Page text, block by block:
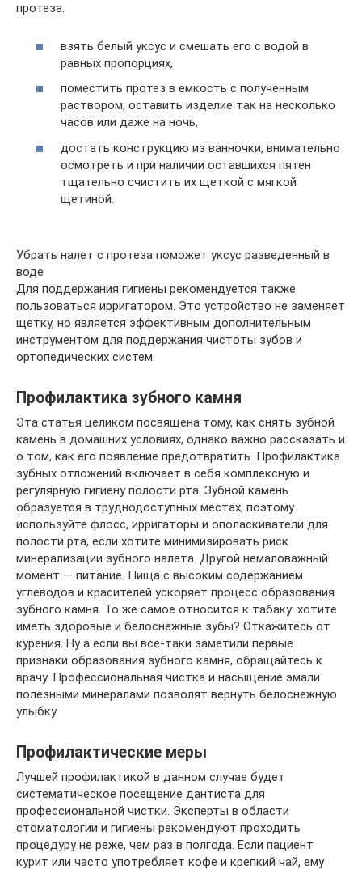
протеза:
взять белый уксус и смешать его с водой в
равных пропорциях,
поместить протез в емкость с полученным
раствором, оставить изделие так на несколько
часов или даже на ночь,
достать конструкцию из ванночки, внимательно
осмотреть и при наличии оставшихся пятен
тщательно счистить их щеткой с мягкой
щетиной.
Убрать налет с протеза поможет уксус разведенный в
воде
Для поддержания гигиены рекомендуется также
пользоваться ирригатором. Это устройство не заменяет
щетку, но является эффективным дополнительным
инструментом для поддержания чистоты зубов и
ортопедических систем.
Профилактика зубного камня
Эта статья целиком посвящена тому, как снять зубной
камень в домашних условиях, однако важно рассказать и
о том, как его появление предотвратить. Профилактика
зубных отложений включает в себя комплексную и
регулярную гигиену полости рта. Зубной камень
образуется в труднодоступных местах, поэтому
используйте флосс, ирригаторы и ополаскиватели для
полости рта, если хотите минимизировать риск
минерализации зубного налета. Другой немаловажный
момент — питание. Пища с высоким содержанием
углеводов и красителей ускоряет процесс образования
зубного камня. То же самое относится к табаку: хотите
иметь здоровые и белоснежные зубы? Откажитесь от
курения. Ну а если вы все-таки заметили первые
признаки образования зубного камня, обращайтесь к
врачу. Профессиональная чистка и насыщение эмали
полезными минералами позволят вернуть белоснежную
улыбку.
Профилактические меры
Лучшей профилактикой в данном случае будет
систематическое посещение дантиста для
профессиональной чистки. Эксперты в области
стоматологии и гигиены рекомендуют проходить
процедуру не реже, чем раз в полгода. Если пациент
курит или часто употребляет кофе и крепкий чай, ему